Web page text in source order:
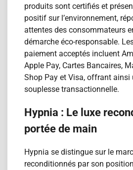
produits sont certifiés et
positif sur l’environnement,
attentes des consommateurs
démarche éco-responsable.
paiement acceptés incluent
Apple Pay, Cartes Bancaires,
Shop Pay et Visa, offrant ainsi
souplesse transactionnelle.
Hypnia : Le luxe
portée de main
Hypnia se distingue sur le
reconditionn​és par son